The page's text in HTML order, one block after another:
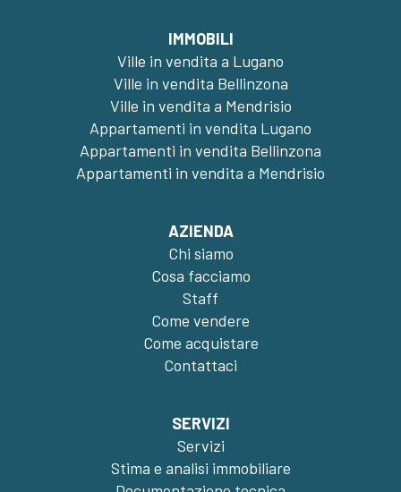
IMMOBILI
Ville in vendita a Lugano
Ville in vendita Bellinzona
Ville in vendita a Mendrisio
Appartamenti in vendita Lugano
Appartamenti in vendita Bellinzona
Appartamenti in vendita a Mendrisio
AZIENDA
Chi siamo
Cosa facciamo
Staff
Come vendere
Come acquistare
Contattaci
SERVIZI
Servizi
Stima e analisi immobiliare